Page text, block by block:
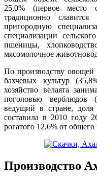
25,0% (первое место
традиционно
пригородную
специализации
пшеницы,
мясомолочное
По производству овощей
бахчевых культур
хозяйство велаята
поголовью
ведущий в стране, доля
составила в 2010 году
рогатого 12,6% от
Производство